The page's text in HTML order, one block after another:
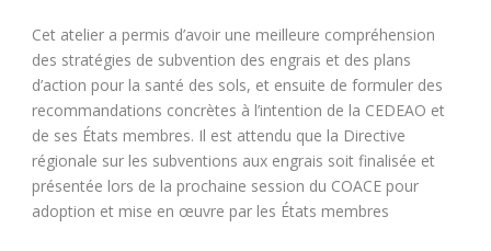
Cet atelier a permis d’avoir une meilleure compréhension
des stratégies de subvention des engrais et des plans
d’action pour la santé des sols, et ensuite de formuler des
recommandations concrètes à l’intention de la CEDEAO et
de ses États membres. Il est attendu que la Directive
régionale sur les subventions aux engrais soit finalisée et
présentée lors de la prochaine session du COACE pour
adoption et mise en œuvre par les États membres